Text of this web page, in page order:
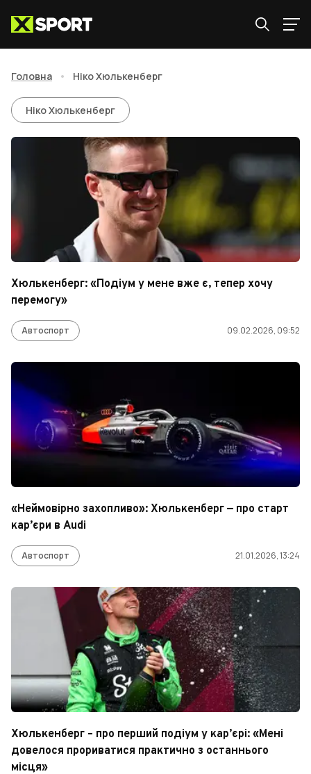
Головна • Ніко Хюлькенберг
Ніко Хюлькенберг
Ніко Хюлькенберг
Хюлькенберг: «Подіум у мене вже є, тепер хочу
перемогу»
Автоспорт 09.02.2026, 09:52
«Неймовірно захопливо»: Хюлькенберг — про старт
кар’єри в Audi
Автоспорт 21.01.2026, 13:24
Хюлькенберг – про перший подіум у кар’єрі: «Мені
довелося прориватися практично з останнього
місця»